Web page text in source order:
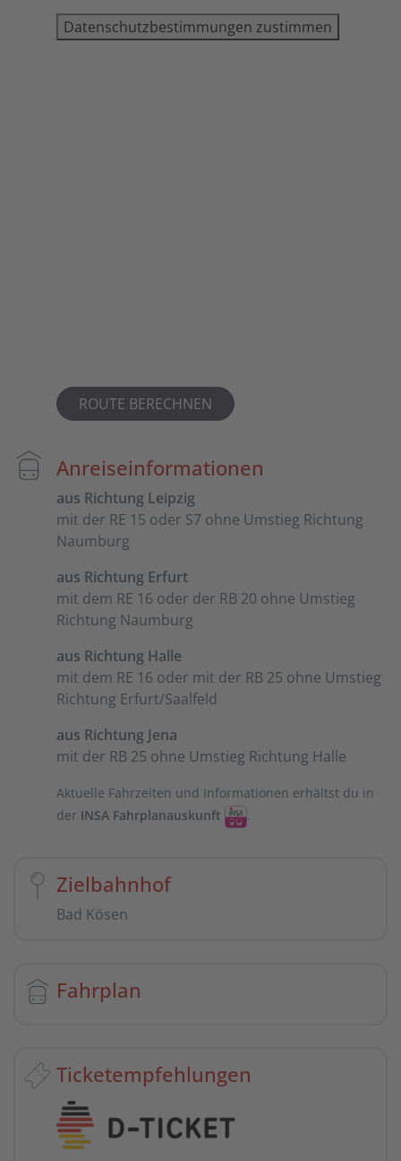
Datenschutzbestimmungen zustimmen
ROUTE BERECHNEN
Anreiseinformationen
aus Richtung Leipzig
mit der RE 15 oder S7 ohne Umstieg Richtung
Naumburg
aus Richtung Erfurt
mit dem RE 16 oder der RB 20 ohne Umstieg
Richtung Naumburg
aus Richtung Halle
mit dem RE 16 oder mit der RB 25 ohne Umstieg
Richtung Erfurt/Saalfeld
aus Richtung Jena
mit der RB 25 ohne Umstieg Richtung Halle
Aktuelle Fahrzeiten und Informationen erhältst du in
der INSA Fahrplanauskunft .
Zielbahnhof
Bad Kösen
Fahrplan
Ticketempfehlungen